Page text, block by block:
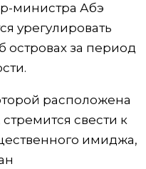
министра Абэ
урегулировать
островах за период
расположена
свести к
имиджа,